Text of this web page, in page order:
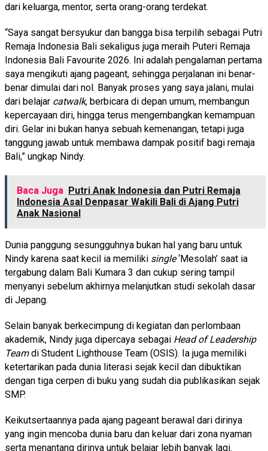
dari keluarga, mentor, serta orang-orang terdekat.
“Saya sangat bersyukur dan bangga bisa terpilih sebagai Putri
Remaja Indonesia Bali sekaligus juga meraih Puteri Remaja
Indonesia Bali Favourite 2026. Ini adalah pengalaman pertama
saya mengikuti ajang pageant, sehingga perjalanan ini benar-
benar dimulai dari nol. Banyak proses yang saya jalani, mulai
dari belajar catwalk, berbicara di depan umum, membangun
kepercayaan diri, hingga terus mengembangkan kemampuan
diri. Gelar ini bukan hanya sebuah kemenangan, tetapi juga
tanggung jawab untuk membawa dampak positif bagi remaja
Bali,” ungkap Nindy.
Baca Juga Putri Anak Indonesia dan Putri Remaja
Indonesia Asal Denpasar Wakili Bali di Ajang Putri
Anak Nasional
Dunia panggung sesungguhnya bukan hal yang baru untuk
Nindy karena saat kecil ia memiliki single‘Mesolah’ saat ia
tergabung dalam Bali Kumara 3 dan cukup sering tampil
menyanyi sebelum akhirnya melanjutkan studi sekolah dasar
di Jepang.
Selain banyak berkecimpung di kegiatan dan perlombaan
akademik, Nindy juga dipercaya sebagai Head of Leadership
Teamdi Student Lighthouse Team (OSIS). Ia juga memiliki
ketertarikan pada dunia literasi sejak kecil dan dibuktikan
dengan tiga cerpen di buku yang sudah dia publikasikan sejak
SMP.
Keikutsertaannya pada ajang pageant berawal dari dirinya
yang ingin mencoba dunia baru dan keluar dari zona nyaman
serta menantang dirinya untuk belajar lebih banyak lagi.